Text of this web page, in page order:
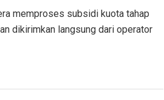
memproses subsidi kuota tahap
dikirimkan langsung dari operator